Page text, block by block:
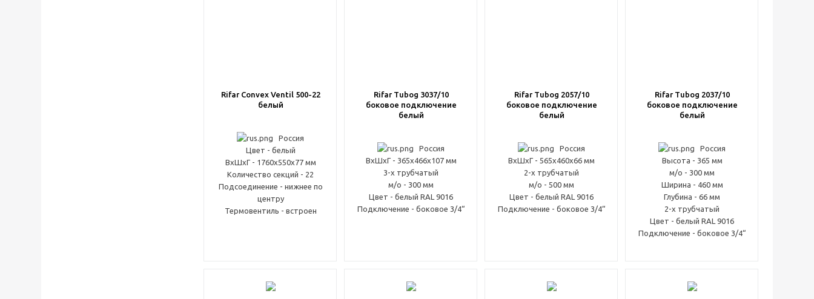
Rifar Convex Ventil 500-22
белый
Россия
Цвет - белый
ВxШxГ - 1760x550x77 мм
Количество секций - 22
Подсоединение - нижнее по
центру
Термовентиль - встроен
Rifar Tubog 3037/10
боковое подключение
белый
Россия
ВxШxГ - 365x466x107 мм
3-х трубчатый
м/о - 300 мм
Цвет - белый RAL 9016
Подключение - боковое 3/4“
Rifar Tubog 2057/10
боковое подключение
белый
Россия
ВxШxГ - 565x460x66 мм
2-х трубчатый
м/о - 500 мм
Цвет - белый RAL 9016
Подключение - боковое 3/4“
Rifar Tubog 2037/10
боковое подключение
белый
Россия
Высота - 365 мм
м/о - 300 мм
Ширина - 460 мм
Глубина - 66 мм
2-х трубчатый
Цвет - белый RAL 9016
Подключение - боковое 3/4“